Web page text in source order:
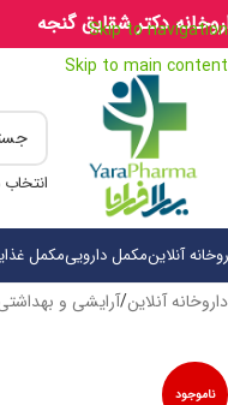
Skip to navigation
Skip to main content
دکتر شقایق گنجه
آنلاینمکمل داروییمکمل
داروخانه آنلاین/آرایشی و
ناموجود